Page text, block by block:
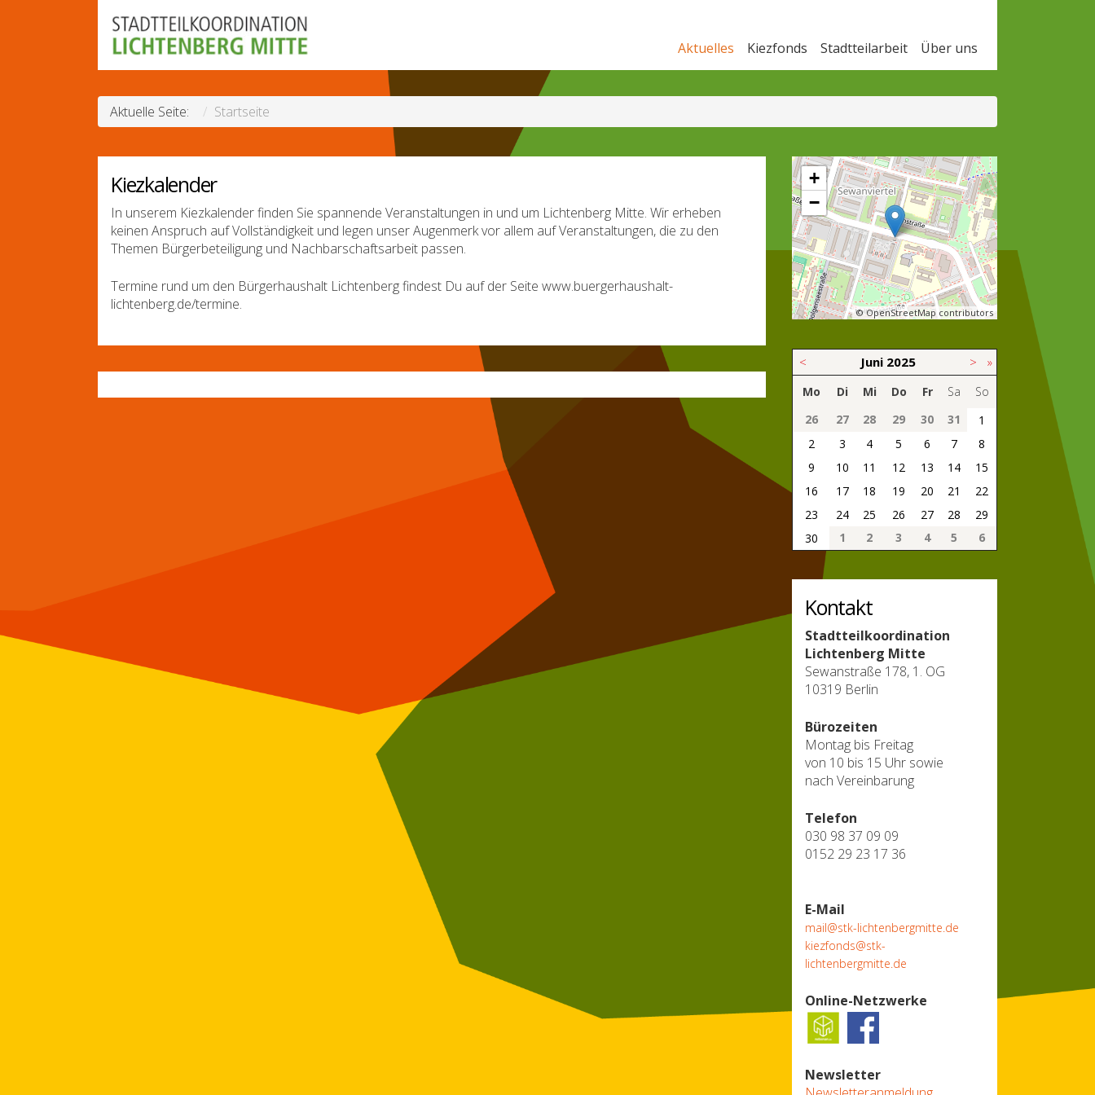
Aktuelles Kiezfonds Stadtteilarbeit Über uns
Aktuelle Seite: Startseite
Kiezkalender
In unserem Kiezkalender finden Sie spannende Veranstaltungen in und um Lichtenberg Mitte. Wir erheben
keinen Anspruch auf Vollständigkeit und legen unser Augenmerk vor allem auf Veranstaltungen, die zu den
Themen Bürgerbeteiligung und Nachbarschaftsarbeit passen.
Termine rund um den Bürgerhaushalt Lichtenberg findest Du auf der Seite www.buergerhaushalt-
lichtenberg.de/termine.
+
−
© OpenStreetMap contributors
< Juni 2025 > »
Mo Di Mi Do Fr Sa
So
26
27 28 29 30 31
1
2
3 4 5 6 7
8
9
10 11 12 13 14
15
16
17 18 19 20 21
22
23
24 25 26 27 28
29
30
1 2 3 4 5 6
Kontakt
Stadtteilkoordination
Lichtenberg Mitte
Sewanstraße 178, 1. OG
10319 Berlin
Bürozeiten
Montag bis Freitag
von 10 bis 15 Uhr sowie
nach Vereinbarung
Telefon
030 98 37 09 09
0152 29 23 17 36
E-Mail
mail@stk-lichtenbergmitte.de
kiezfonds@stk-
lichtenbergmitte.de
Online-Netzwerke
Newsletter